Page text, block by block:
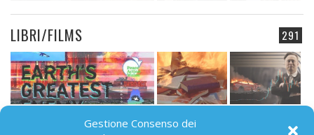
Gestione Consenso dei
291
LIBRI/FILMS